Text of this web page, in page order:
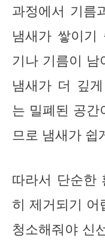
과정에서 기름
냄새가 쌓이기
기나 기름이 남
냄새가 더 깊
는 밀폐된 공간
므로 냄새가 쉽
따라서 단순한
히 제거되기 어
청소해줘야 신